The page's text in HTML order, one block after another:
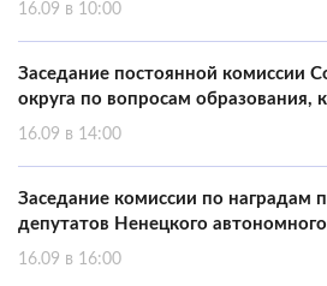
16.09 в 10:00
Заседание постоянной комиссии
округа по вопросам образования,
16.09 в 14:00
Заседание комиссии по наградам
депутатов Ненецкого автономного
16.09 в 16:00